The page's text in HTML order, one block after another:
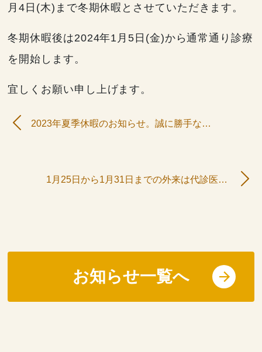
月4日(木)まで冬期休暇とさせていただきます。
冬期休暇後は2024年1月5日(金)から通常通り診療
を開始します。
宜しくお願い申し上げます。
2023年夏季休暇のお知らせ。誠に勝手ながら2023年8月9日(水)から2023年8月15日(火)まで夏季休暇とさせていただきます。
1月25日から1月31日までの外来は代診医師による診察となります。
お知らせ一覧へ